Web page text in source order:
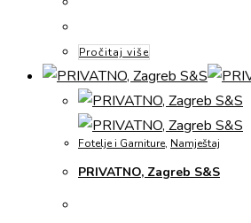
Pročitaj više
Fotelje i Garniture, Namještaj
PRIVATNO, Zagreb S&S